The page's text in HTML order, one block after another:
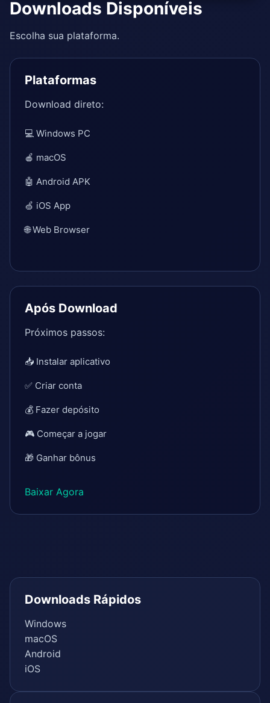
Downloads Disponíveis
Escolha sua plataforma.
Plataformas
Download direto:
💻 Windows PC
🍎 macOS
🤖 Android APK
🍏 iOS App
🌐 Web Browser
Após Download
Próximos passos:
📥 Instalar aplicativo
✅ Criar conta
💰 Fazer depósito
🎮 Começar a jogar
🎁 Ganhar bônus
Baixar Agora
Downloads Rápidos
Windows
macOS
Android
iOS